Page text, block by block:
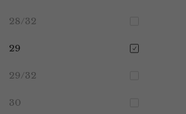
28/32
29
29/32
30